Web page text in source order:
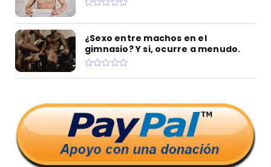
¿Sexo entre machos en el
gimnasio? Y si, ocurre a menudo.